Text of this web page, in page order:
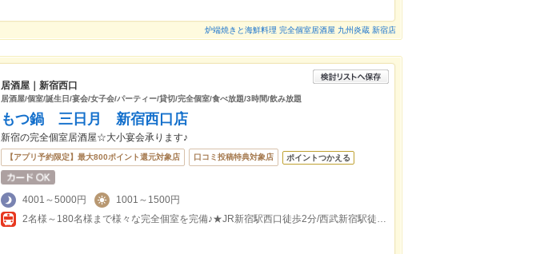
炉端焼きと海鮮料理 完全個室居酒屋 九州炎蔵 新宿店
居酒屋｜新宿西口
居酒屋/個室/誕生日/宴会/女子会/パーティー/貸切/完全個室/食べ放題/3時間/飲み放題
もつ鍋 三日月 新宿西口店
新宿の完全個室居酒屋☆大小宴会承ります♪
【アプリ予約限定】最大800ポイント還元対象店 口コミ投稿特典対象店 ポイントつかえる
4001～5000円
1001～1500円
2名様～180名様まで様々な完全個室を完備♪★JR新宿駅西口徒歩2分/西武新宿駅徒歩6分